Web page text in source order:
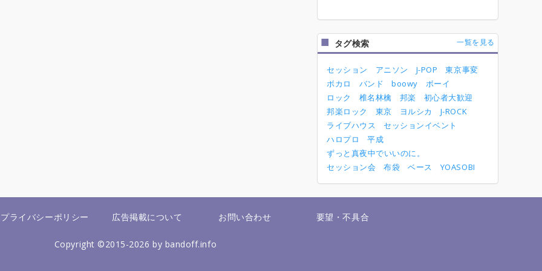
タグ検索 一覧を見る
セッション アニソン J-POP
東京事変
ボカロ
バンド boowy
ボーイ
ロック
椎名林檎 邦楽
初心者大歓迎
邦楽ロック
東京 ヨルシカ
J-ROCK
ライブハウス
セッションイベント
ハロプロ
平成
ずっと真夜中でいいのに。
セッション会
布袋 ベース YOASOBI
プライバシーポリシー 広告掲載について お問い合わせ 要望・不具合
Copyright ©2015-2026 by bandoff.info